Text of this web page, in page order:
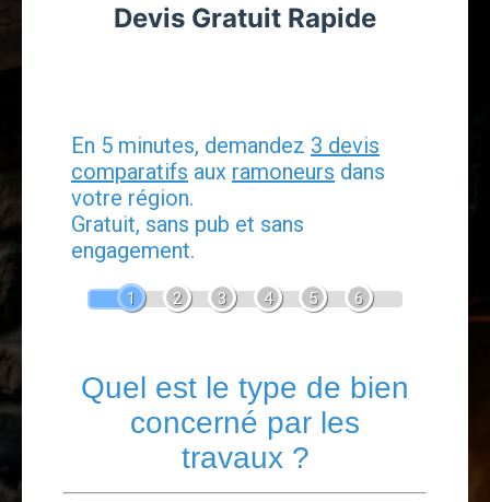
Devis Gratuit Rapide
En 5 minutes, demandez 3 devis
comparatifs aux ramoneurs dans
votre région.
Gratuit, sans pub et sans
engagement.
1 2 3 4 5 6
Quel est le type de bien
concerné par les
travaux ?